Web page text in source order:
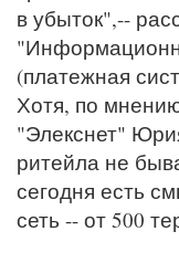
в убыток",--
(платежная
Хотя, по
"Элекснет"
ритейла не
сегодня есть
сеть -- от 500